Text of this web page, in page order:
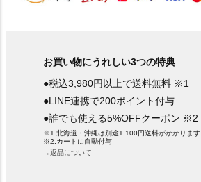
お買い物にうれしい3つの特典
●税込3,980円以上で送料無料 ※1
●LINE連携で200ポイント付与
●誰でも使える5%OFFクーポン ※2
※1.北海道・沖縄は別途1,100円送料がかかります
※2.カートに自動付与
→返品について